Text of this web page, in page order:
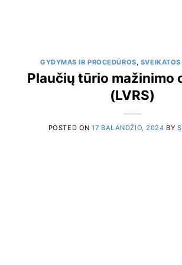
GYDYMAS IR PROCEDŪROS,
Plaučių tūrio mažinimo
(LVRS)
POSTED ON17 BALANDŽIO, 2024 BY